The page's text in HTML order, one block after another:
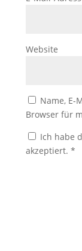
Website
Name, E-
Browser für
Ich habe
akzeptiert. *